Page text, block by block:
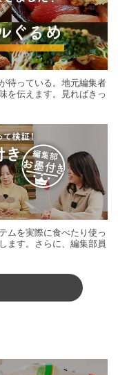
待っている。地元編集者
を伝えます。見ればきっ
ムを実際に食べたり使っ
ます。さらに、編集部員